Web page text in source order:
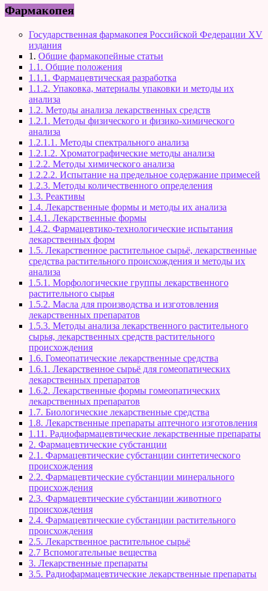
Фармакопея
Государственная фармакопея Российской Федерации XV
издания
1. Общие фармакопейные статьи
1.1. Общие положения
1.1.1. Фармацевтическая разработка
1.1.2. Упаковка, материалы упаковки и методы их
анализа
1.2. Методы анализа лекарственных средств
1.2.1. Методы физического и физико-химического
анализа
1.2.1.1. Методы спектрального анализа
1.2.1.2. Хроматографические методы анализа
1.2.2. Методы химического анализа
1.2.2.2. Испытание на предельное содержание примесей
1.2.3. Методы количественного определения
1.3. Реактивы
1.4. Лекарственные формы и методы их анализа
1.4.1. Лекарственные формы
1.4.2. Фармацевтико-технологические испытания
лекарственных форм
1.5. Лекарственное растительное сырьё, лекарственные
средства растительного происхождения и методы их
анализа
1.5.1. Морфологические группы лекарственного
растительного сырья
1.5.2. Масла для производства и изготовления
лекарственных препаратов
1.5.3. Методы анализа лекарственного растительного
сырья, лекарственных средств растительного
происхождения
1.6. Гомеопатические лекарственные средства
1.6.1. Лекарственное сырьё для гомеопатических
лекарственных препаратов
1.6.2. Лекарственные формы гомеопатических
лекарственных препаратов
1.7. Биологические лекарственные средства
1.8. Лекарственные препараты аптечного изготовления
1.11. Радиофармацевтические лекарственные препараты
2. Фармацевтические субстанции
2.1. Фармацевтические субстанции синтетического
происхождения
2.2. Фармацевтические субстанции минерального
происхождения
2.3. Фармацевтические субстанции животного
происхождения
2.4. Фармацевтические субстанции растительного
происхождения
2.5. Лекарственное растительное сырьё
2.7 Вспомогательные вещества
3. Лекарственные препараты
3.5. Радиофармацевтические лекарственные препараты